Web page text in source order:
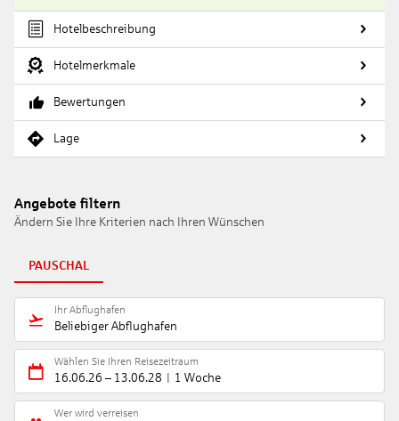
Hotelbeschreibung
Hotelmerkmale
Bewertungen
Lage
Angebote filtern
Ändern Sie Ihre Kriterien nach Ihren Wünschen
PAUSCHAL
Ihr Abflughafen
Beliebiger Abflughafen
Wählen Sie Ihren Reisezeitraum
16.06.26 – 13.06.28 1 Woche
Wer wird verreisen